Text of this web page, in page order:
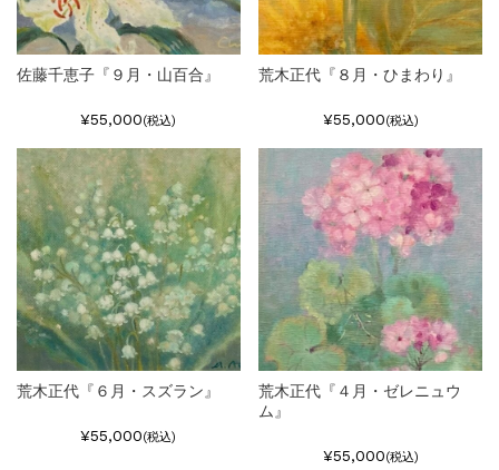
佐藤千恵子『９月・山百合』
¥55,000(税込)
荒木正代『８月・ひまわり』
¥55,000(税込)
荒木正代『６月・スズラン』
¥55,000(税込)
荒木正代『４月・ゼレニュウ
ム』
¥55,000(税込)